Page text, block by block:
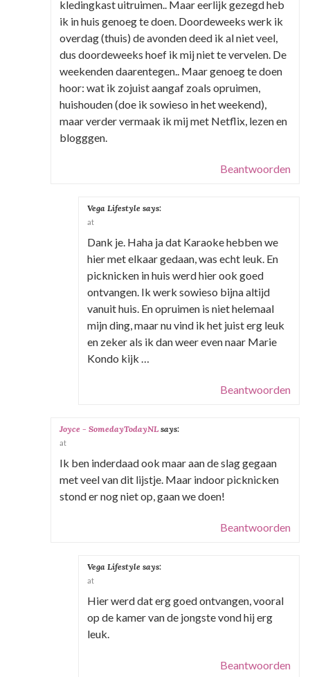
kledingkast uitruimen.. Maar eerlijk gezegd heb
ik in huis genoeg te doen. Doordeweeks werk ik
overdag (thuis) de avonden deed ik al niet veel,
dus doordeweeks hoef ik mij niet te vervelen. De
weekenden daarentegen.. Maar genoeg te doen
hoor: wat ik zojuist aangaf zoals opruimen,
huishouden (doe ik sowieso in het weekend),
maar verder vermaak ik mij met Netflix, lezen en
blogggen.
Beantwoorden
Vega Lifestyle says:
at
Dank je. Haha ja dat Karaoke hebben we
hier met elkaar gedaan, was echt leuk. En
picknicken in huis werd hier ook goed
ontvangen. Ik werk sowieso bijna altijd
vanuit huis. En opruimen is niet helemaal
mijn ding, maar nu vind ik het juist erg leuk
en zeker als ik dan weer even naar Marie
Kondo kijk …
Beantwoorden
Joyce - SomedayTodayNL says:
at
Ik ben inderdaad ook maar aan de slag gegaan
met veel van dit lijstje. Maar indoor picknicken
stond er nog niet op, gaan we doen!
Beantwoorden
Vega Lifestyle says:
at
Hier werd dat erg goed ontvangen, vooral
op de kamer van de jongste vond hij erg
leuk.
Beantwoorden